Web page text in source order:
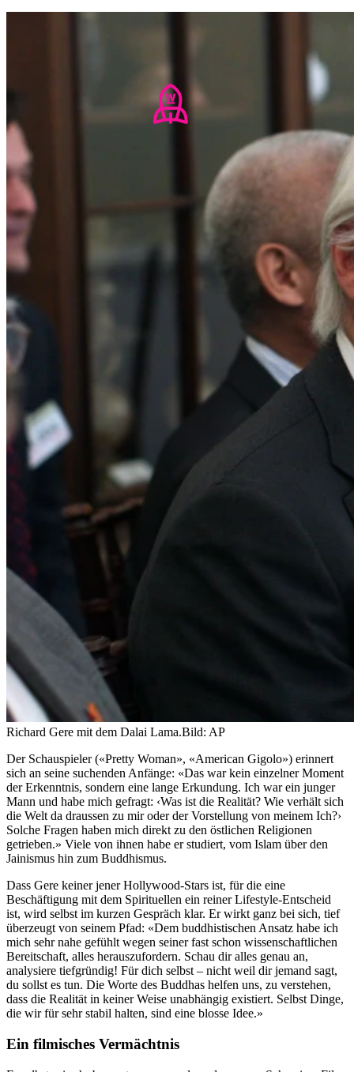
Richard Gere mit dem Dalai Lama.Bild: AP
Der Schauspieler («Pretty Woman», «American Gigolo») erinnert
sich an seine suchenden Anfänge: «Das war kein einzelner Moment
der Erkenntnis, sondern eine lange Erkundung. Ich war ein junger
Mann und habe mich gefragt: ‹Was ist die Realität? Wie verhält sich
die Welt da draussen zu mir oder der Vorstellung von meinem Ich?›
Solche Fragen haben mich direkt zu den östlichen Religionen
getrieben.» Viele von ihnen habe er studiert, vom Islam über den
Jainismus hin zum Buddhismus.
Dass Gere keiner jener Hollywood-Stars ist, für die eine
Beschäftigung mit dem Spirituellen ein reiner Lifestyle-Entscheid
ist, wird selbst im kurzen Gespräch klar. Er wirkt ganz bei sich, tief
überzeugt von seinem Pfad: «Dem buddhistischen Ansatz habe ich
mich sehr nahe gefühlt wegen seiner fast schon wissenschaftlichen
Bereitschaft, alles herauszufordern. Schau dir alles genau an,
analysiere tiefgründig! Für dich selbst – nicht weil dir jemand sagt,
du sollst es tun. Die Worte des Buddhas helfen uns, zu verstehen,
dass die Realität in keiner Weise unabhängig existiert. Selbst Dinge,
die wir für sehr stabil halten, sind eine blosse Idee.»
Ein filmisches Vermächtnis